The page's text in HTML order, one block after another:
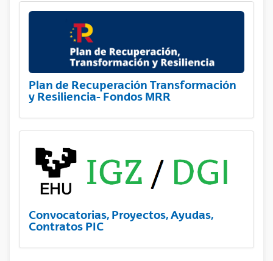
Plan de Recuperación Transformación
y Resiliencia- Fondos MRR
Convocatorias, Proyectos, Ayudas,
Contratos PIC